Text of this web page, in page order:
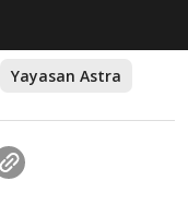
Yayasan Astra